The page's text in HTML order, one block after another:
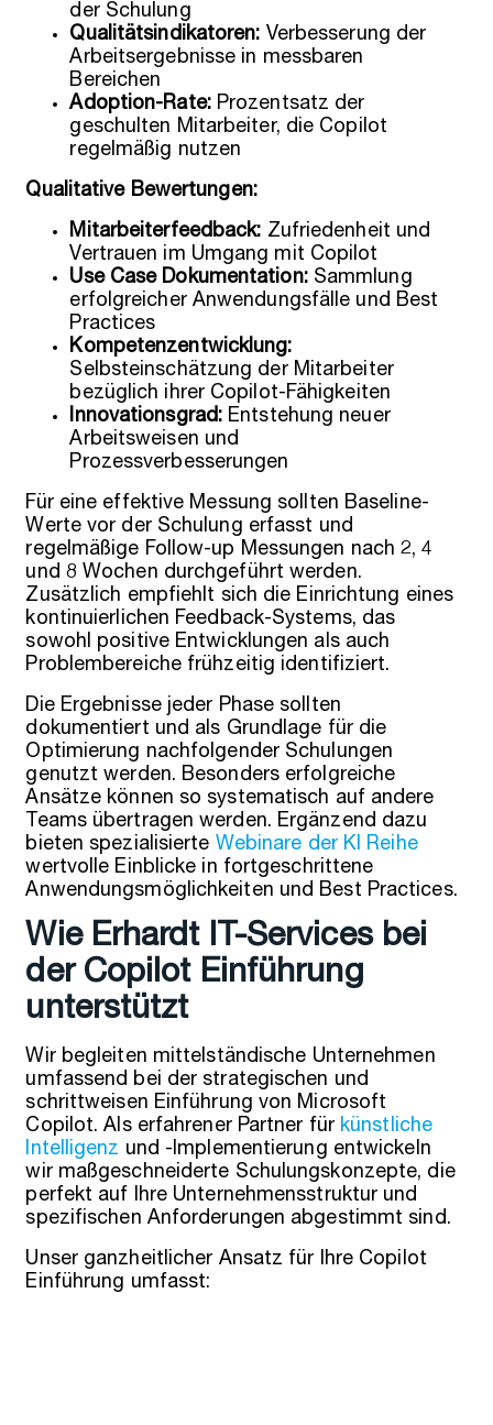
der Schulung
Qualitätsindikatoren: Verbesserung der
Arbeitsergebnisse in messbaren
Bereichen
Adoption-Rate:Prozentsatz der
geschulten Mitarbeiter, die Copilot
regelmäßig nutzen
Qualitative Bewertungen:
Mitarbeiterfeedback: Zufriedenheit und
Vertrauen im Umgang mit Copilot
Use Case Dokumentation:Sammlung
erfolgreicher Anwendungsfälle und Best
Practices
Kompetenzentwicklung:
Selbsteinschätzung der Mitarbeiter
bezüglich ihrer Copilot-Fähigkeiten
Innovationsgrad: Entstehung neuer
Arbeitsweisen und
Prozessverbesserungen
Für eine effektive Messung sollten Baseline-
Werte vor der Schulung erfasst und
regelmäßige Follow-up Messungen nach 2, 4
und 8 Wochen durchgeführt werden.
Zusätzlich empfiehlt sich die Einrichtung eines
kontinuierlichen Feedback-Systems, das
sowohl positive Entwicklungen als auch
Problembereiche frühzeitig identifiziert.
Die Ergebnisse jeder Phase sollten
dokumentiert und als Grundlage für die
Optimierung nachfolgender Schulungen
genutzt werden. Besonders erfolgreiche
Ansätze können so systematisch auf andere
Teams übertragen werden. Ergänzend dazu
bieten spezialisierte Webinare der KI Reihe
wertvolle Einblicke in fortgeschrittene
Anwendungsmöglichkeiten und Best Practices.
Wie Erhardt IT-Services bei
der Copilot Einführung
unterstützt
Wir begleiten mittelständische Unternehmen
umfassend bei der strategischen und
schrittweisen Einführung von Microsoft
Copilot. Als erfahrener Partner für künstliche
Intelligenz und -Implementierung entwickeln
wir maßgeschneiderte Schulungskonzepte, die
perfekt auf Ihre Unternehmensstruktur und
spezifischen Anforderungen abgestimmt sind.
Unser ganzheitlicher Ansatz für Ihre Copilot
Einführung umfasst: